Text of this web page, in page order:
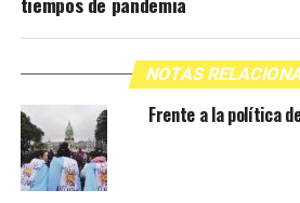
NOTAS
Frente a la política